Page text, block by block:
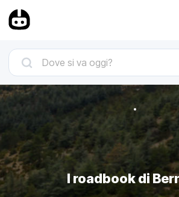
I roadbook di